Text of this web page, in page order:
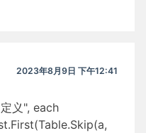
2023年8月9日 下午12:41
义", each